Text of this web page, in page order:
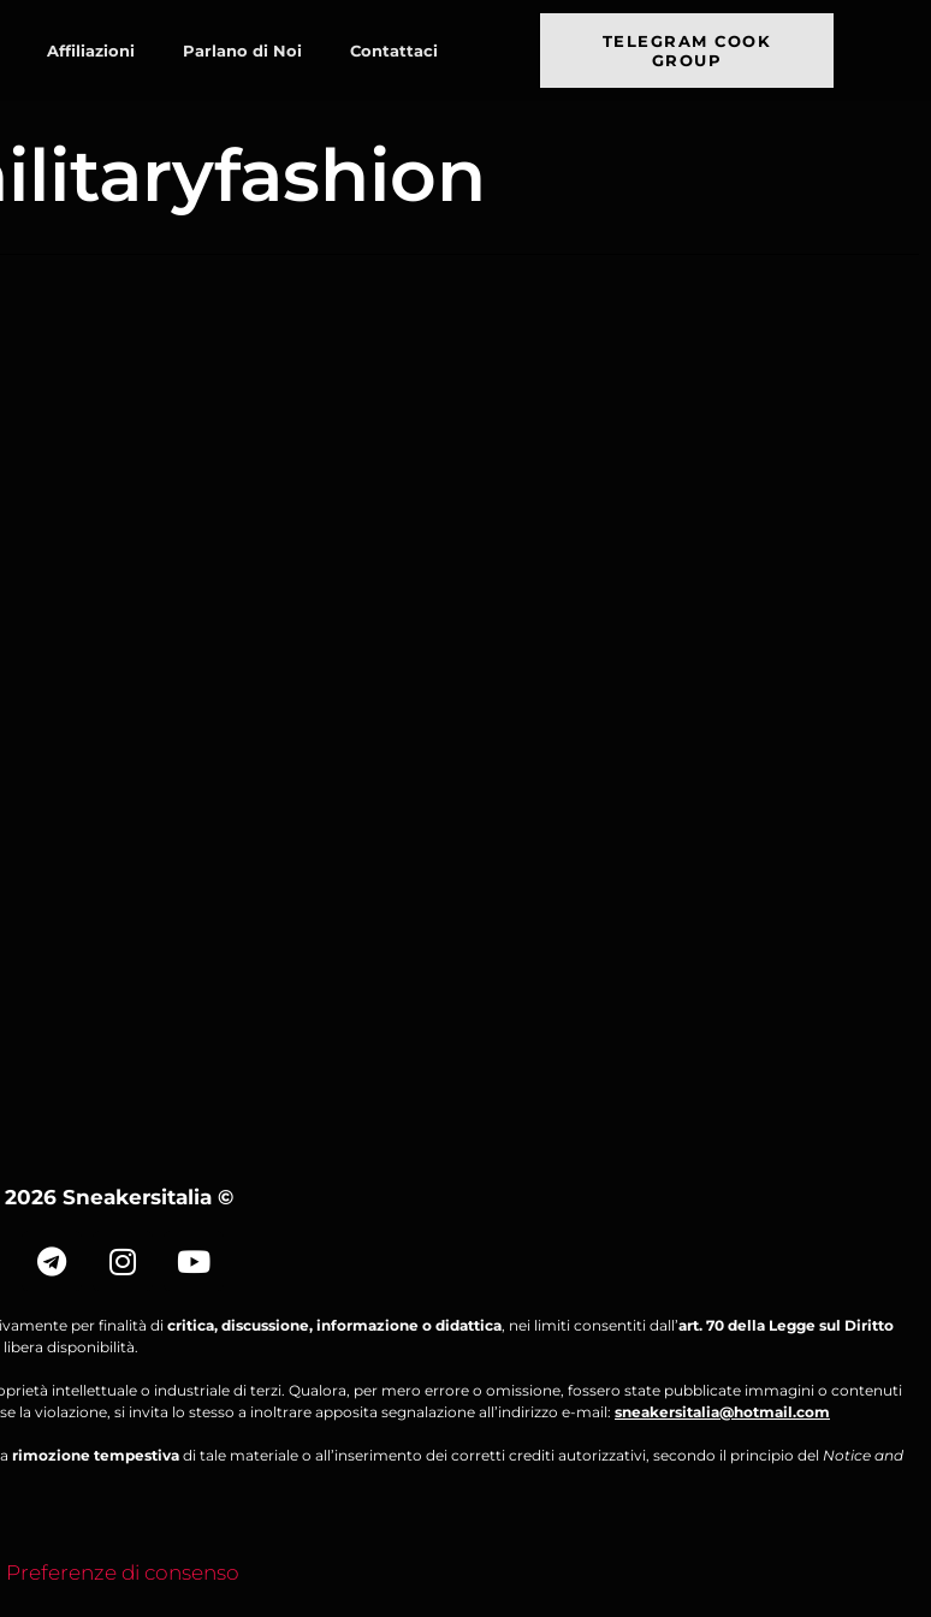
Affiliazioni Parlano di Noi Contattaci
TELEGRAM COOK
GROUP
2026 Sneakersitalia©
per finalità di critica, discussione, informazione o didattica, nei limiti consentiti dall’art. 70 della Legge sul Diritto
disponibilità.
intellettuale o industriale di terzi. Qualora, per mero errore o omissione, fossero state pubblicate immagini o contenuti
violazione, si invita lo stesso a inoltrare apposita segnalazione all’indirizzo e-mail: sneakersitalia@hotmail.com
rimozione tempestiva di tale materiale o all’inserimento dei corretti crediti autorizzativi, secondo il principio del Notice and
Preferenze di consenso